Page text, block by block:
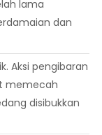
lama
dan
Aksi pengibaran
memecah
disibukkan